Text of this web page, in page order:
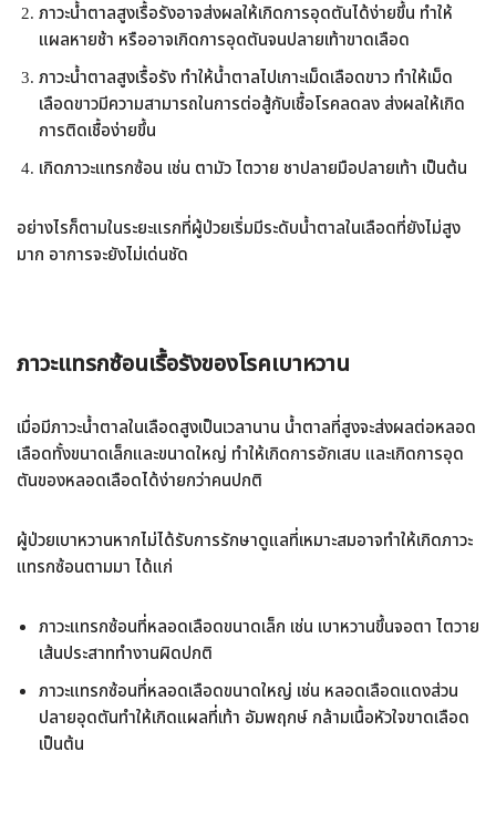
ภาวะน้ำตาลสูงเรื้อรังอาจส่งผลให้เกิดการอุดตันได้ง่ายขึ้น ทำให้
แผลหายช้า หรืออาจเกิดการอุดตันจนปลายเท้าขาดเลือด
ภาวะน้ำตาลสูงเรื้อรัง ทำให้น้ำตาลไปเกาะเม็ดเลือดขาว ทำให้เม็ด
เลือดขาวมีความสามารถในการต่อสู้กับเชื้อโรคลดลง ส่งผลให้เกิด
การติดเชื้อง่ายขึ้น
เกิดภาวะแทรกซ้อน เช่น ตามัว ไตวาย ชาปลายมือปลายเท้า เป็นต้น
อย่างไรก็ตามในระยะแรกที่ผู้ป่วยเริ่มมีระดับน้ำตาลในเลือดที่ยังไม่สูง
มาก อาการจะยังไม่เด่นชัด
ภาวะแทรกซ้อนเรื้อรังของโรคเบาหวาน
เมื่อมีภาวะน้ำตาลในเลือดสูงเป็นเวลานาน น้ำตาลที่สูงจะส่งผลต่อหลอด
เลือดทั้งขนาดเล็กและขนาดใหญ่ ทำให้เกิดการอักเสบ และเกิดการอุด
ตันของหลอดเลือดได้ง่ายกว่าคนปกติ
ผู้ป่วยเบาหวานหากไม่ได้รับการรักษาดูแลที่เหมาะสมอาจทำให้เกิดภาวะ
แทรกซ้อนตามมา ได้แก่
ภาวะแทรกซ้อนที่หลอดเลือดขนาดเล็ก เช่น เบาหวานขึ้นจอตา ไตวาย
เส้นประสาททำงานผิดปกติ
ภาวะแทรกซ้อนที่หลอดเลือดขนาดใหญ่ เช่น หลอดเลือดแดงส่วน
ปลายอุดตันทำให้เกิดแผลที่เท้า อัมพฤกษ์ กล้ามเนื้อหัวใจขาดเลือด
เป็นต้น